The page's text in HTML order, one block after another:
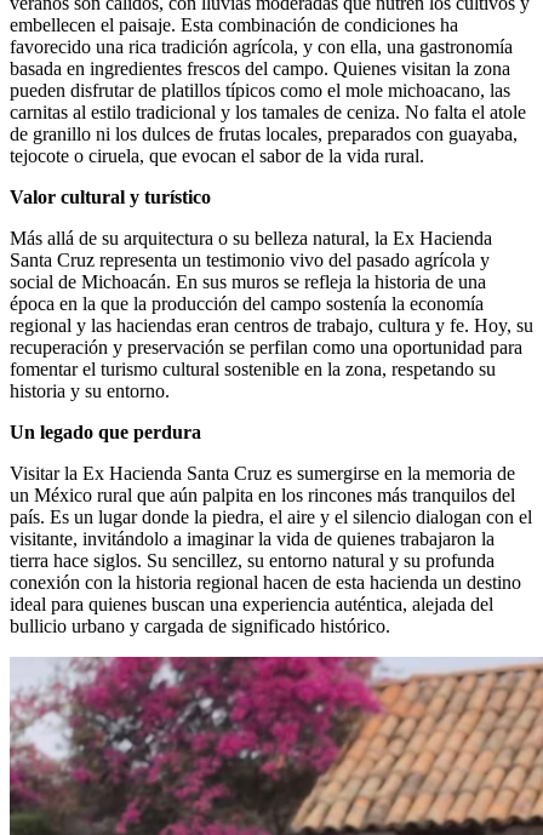
embellecen el paisaje. Esta combinación de condiciones ha
favorecido una rica tradición agrícola, y con ella, una gastronomía
basada en ingredientes frescos del campo. Quienes visitan la zona
pueden disfrutar de platillos típicos como el mole michoacano, las
carnitas al estilo tradicional y los tamales de ceniza. No falta el atole
de granillo ni los dulces de frutas locales, preparados con guayaba,
tejocote o ciruela, que evocan el sabor de la vida rural.
Valor cultural y turístico
Más allá de su arquitectura o su belleza natural, la Ex Hacienda
Santa Cruz representa un testimonio vivo del pasado agrícola y
social de Michoacán. En sus muros se refleja la historia de una
época en la que la producción del campo sostenía la economía
regional y las haciendas eran centros de trabajo, cultura y fe. Hoy, su
recuperación y preservación se perfilan como una oportunidad para
fomentar el turismo cultural sostenible en la zona, respetando su
historia y su entorno.
Un legado que perdura
Visitar la Ex Hacienda Santa Cruz es sumergirse en la memoria de
un México rural que aún palpita en los rincones más tranquilos del
país. Es un lugar donde la piedra, el aire y el silencio dialogan con el
visitante, invitándolo a imaginar la vida de quienes trabajaron la
tierra hace siglos. Su sencillez, su entorno natural y su profunda
conexión con la historia regional hacen de esta hacienda un destino
ideal para quienes buscan una experiencia auténtica, alejada del
bullicio urbano y cargada de significado histórico.